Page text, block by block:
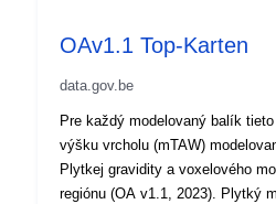
E-mail:
Katalógový
záznam:
OAv1.1 Top-Karten
data.gov.be
Pre každý modelovaný balík
výšku vrcholu (mTAW)
Plytkej gravidity a voxelového
regiónu (OA v1.1, 2023). Plytký